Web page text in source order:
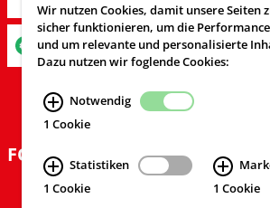
FOLGEN SIE UNS
Wir nutzen Cookies, damit unsere Seiten
sicher funktionieren, um die
und um relevante und personalisierte
Dazu nutzen wir foglende Cookies:
Notwendig
1 Cookie
Statistiken
1 Cookie
1 Cookie